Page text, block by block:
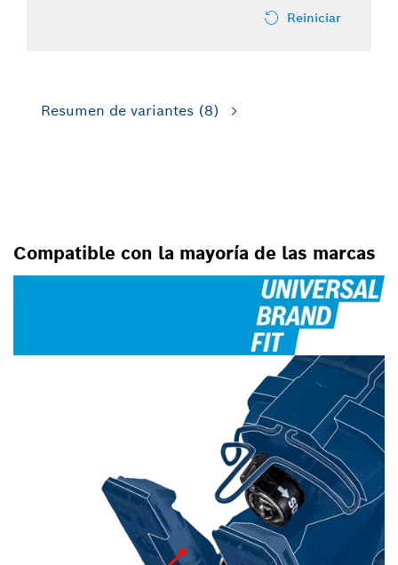
Reiniciar
Resumen de variantes (8)
Compatible con la mayoría de las marcas